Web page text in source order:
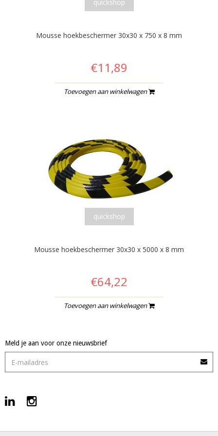
quickshop
Mousse hoekbeschermer 30x30 x 750 x 8 mm
€11,89
Toevoegen aan winkelwagen
quickshop
Mousse hoekbeschermer 30x30 x 5000 x 8 mm
€64,22
Toevoegen aan winkelwagen
Meld je aan voor onze nieuwsbrief